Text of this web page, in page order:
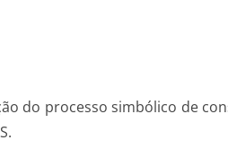
do processo simbólico de